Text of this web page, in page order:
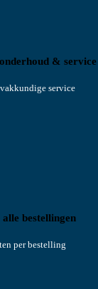
& service
service
bestellingen
per bestelling